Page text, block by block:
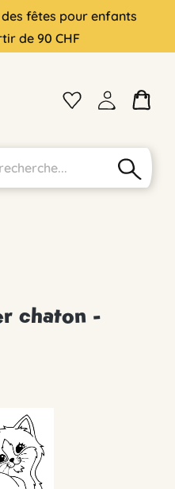
des fêtes pour enfants
de 90 CHF
chaton -